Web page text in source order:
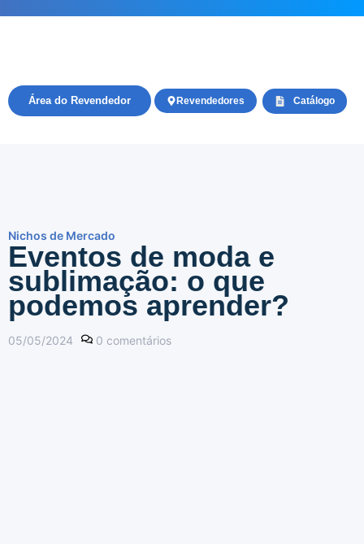
Catálogo
Revendedores
Área do Revendedor
Nichos de Mercado
Eventos de moda e
sublimação: o que
podemos aprender?
05/05/2024 0 comentários